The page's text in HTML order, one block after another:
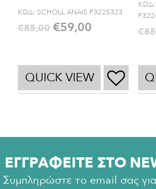
ΚΩΔ: SCHOLL ANAIS F3225323
€85,00 €59,00
QUICK VIEW
ΚΩΔ:
€
ΕΓΓΡΑΦΕΙΤΕ ΣΤΟ
Συμπληρώστε το email σας